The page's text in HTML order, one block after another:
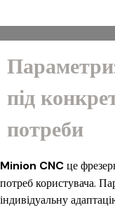
під
потреби
Minion CNCце
потреб користувача.
індивідуальну